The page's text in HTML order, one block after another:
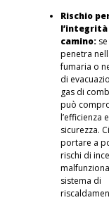
Rischio
l’integrità
camino:se
penetra
fumaria o
di
gas di
può
l’efficienza
sicurezza.
portare a
rischi di
sistema di